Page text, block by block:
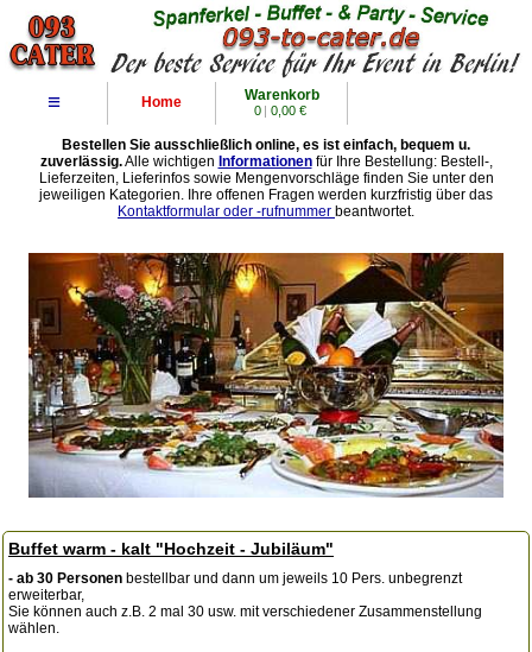
≡ Home Warenkorb
0 | 0,00 €
Bestellen Sie ausschließlich online, es ist einfach, bequem u.
zuverlässig.Alle wichtigen Informationenfür Ihre Bestellung: Bestell-,
Lieferzeiten, Lieferinfos sowie Mengenvorschläge finden Sie unter den
jeweiligen Kategorien. Ihre offenen Fragen werden kurzfristig über das
Kontaktformular oder -rufnummer beantwortet.
Buffet warm - kalt "Hochzeit - Jubiläum"
- ab 30 Personen bestellbar und dann um jeweils 10 Pers. unbegrenzt
erweiterbar,
Sie können auch z.B. 2 mal 30 usw. mit verschiedener Zusammenstellung
wählen.